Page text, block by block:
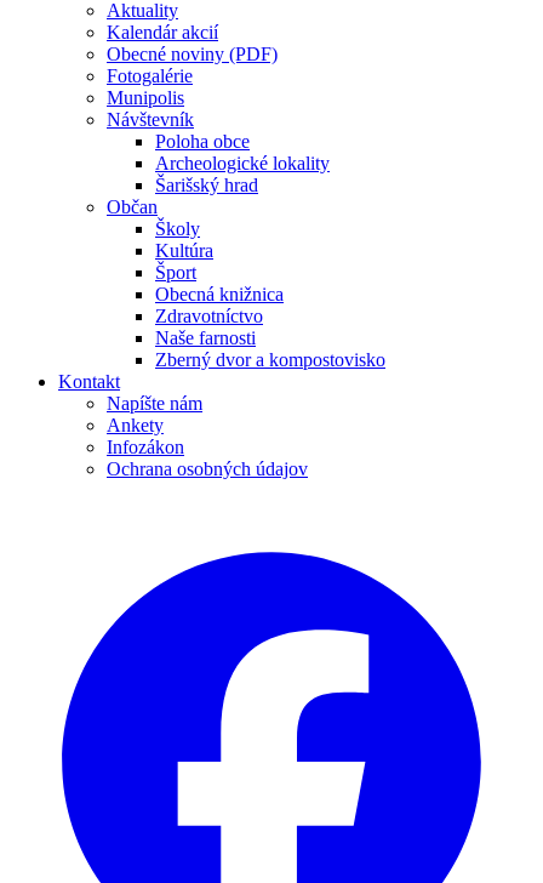
Aktuality
Kalendár akcií
Obecné noviny (PDF)
Fotogalérie
Munipolis
Návštevník
Poloha obce
Archeologické lokality
Šarišský hrad
Občan
Školy
Kultúra
Šport
Obecná knižnica
Zdravotníctvo
Naše farnosti
Zberný dvor a kompostovisko
Kontakt
Napíšte nám
Ankety
Infozákon
Ochrana osobných údajov